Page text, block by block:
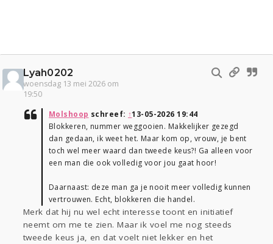
Lyah0202
woensdag 13 mei 2026 om
19:50
Molshoop schreef: ↑13-05-2026 19:44
Blokkeren, nummer weggooien. Makkelijker gezegd
dan gedaan, ik weet het. Maar kom op, vrouw, je bent
toch wel meer waard dan tweede keus?! Ga alleen voor
een man die ook volledig voor jou gaat hoor!
Daarnaast: deze man ga je nooit meer volledig kunnen
vertrouwen. Echt, blokkeren die handel.
Merk dat hij nu wel echt interesse toont en initiatief
neemt om me te zien. Maar ik voel me nog steeds
tweede keus ja, en dat voelt niet lekker en het